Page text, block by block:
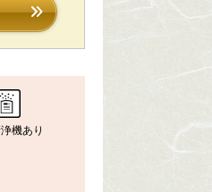
機あり